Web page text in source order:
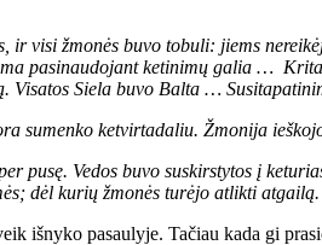
visi žmonės buvo tobuli: jiems
pasinaudojant ketinimų galia …
Visatos Siela buvo Balta …
sumenko ketvirtadaliu. Žmonija
pusę. Vedos buvo suskirstytos į
dėl kurių žmonės turėjo atlikti
išnyko pasaulyje. Tačiau kada gi